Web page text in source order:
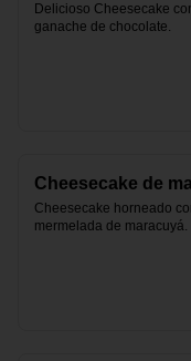
Delicioso Cheesecake
ganache de chocolate.
Cheesecake de
Cheesecake horneado
mermelada de maracuyá.